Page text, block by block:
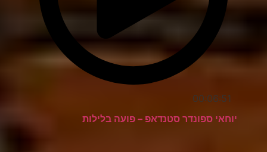
00:06:51
יוחאי ספונדר סטנדאפ – פועה בלילות